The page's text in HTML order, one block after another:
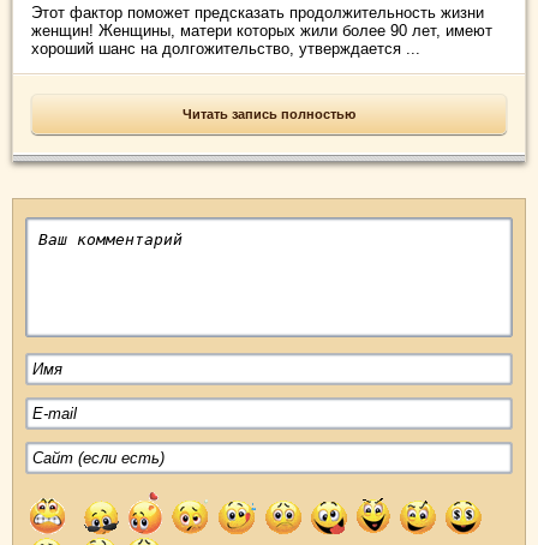
Этот фактор поможет предсказать продолжительность жизни
женщин! Женщины, матери которых жили более 90 лет, имеют
хороший шанс на долгожительство, утверждается ...
Читать запись полностью